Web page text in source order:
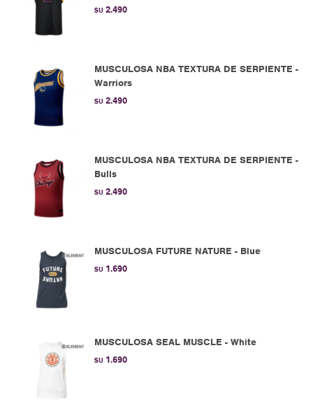
$U 2.490
MUSCULOSA NBA TEXTURA DE SERPIENTE -
Warriors
$U 2.490
MUSCULOSA NBA TEXTURA DE SERPIENTE -
Bulls
$U 2.490
MUSCULOSA FUTURE NATURE - Blue
$U 1.690
MUSCULOSA SEAL MUSCLE - White
$U 1.690